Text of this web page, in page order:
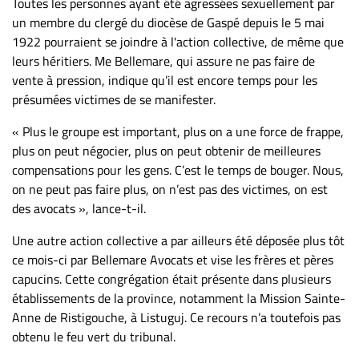
un membre du clergé du diocèse de Gaspé depuis le 5 mai
1922 pourraient se joindre à l'action collective, de même que
leurs héritiers. Me Bellemare, qui assure ne pas faire de
vente à pression, indique qu’il est encore temps pour les
présumées victimes de se manifester.
« Plus le groupe est important, plus on a une force de frappe,
plus on peut négocier, plus on peut obtenir de meilleures
compensations pour les gens. C’est le temps de bouger. Nous,
on ne peut pas faire plus, on n’est pas des victimes, on est
des avocats », lance-t-il.
Une autre action collective a par ailleurs été déposée plus tôt
ce mois-ci par Bellemare Avocats et vise les frères et pères
capucins. Cette congrégation était présente dans plusieurs
établissements de la province, notamment la Mission Sainte-
Anne de Ristigouche, à Listuguj. Ce recours n’a toutefois pas
obtenu le feu vert du tribunal.